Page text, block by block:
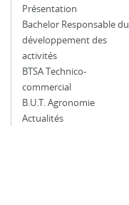
Présentation
Bachelor Responsable du
développement des
activités
BTSA Technico-
commercial
B.U.T. Agronomie
Actualités